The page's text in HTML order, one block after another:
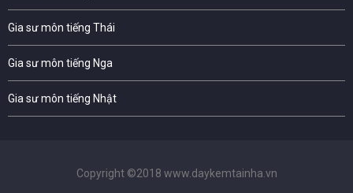
Gia sư môn tiếng Thái
Gia sư môn tiếng Nga
Gia sư môn tiếng Nhật
Copyright ©2018 www.daykemtainha.vn